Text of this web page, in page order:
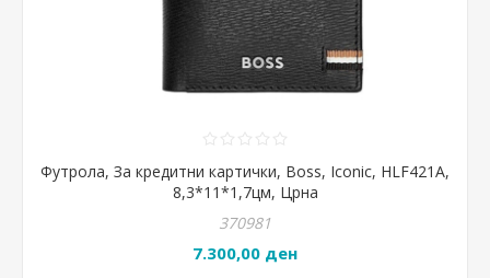
Футрола, За кредитни картички, Boss, Iconic, HLF421A,
8,3*11*1,7цм, Црна
370981
7.300,00 ден